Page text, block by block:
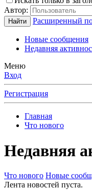
Автор:
Найти Расширенный
Новые сообщения
Недавняя
Меню
Вход
Регистрация
Главная
Что нового
Недавняя
Что нового Новые
Лента новостей пуста.